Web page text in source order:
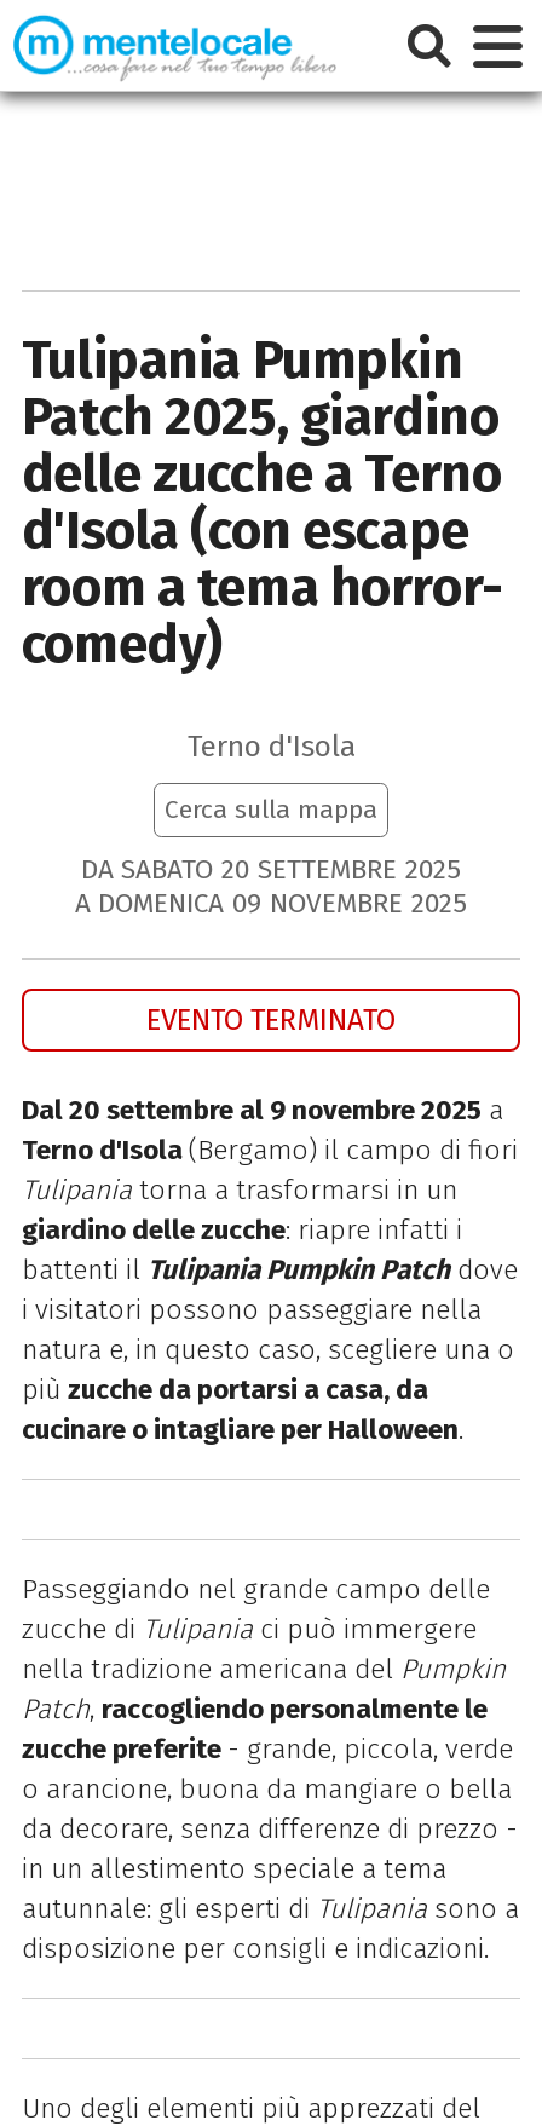
Tulipania Pumpkin
Patch 2025, giardino
delle zucche a Terno
d'Isola (con escape
room a tema horror-
comedy)
Terno d'Isola
Cerca sulla mappa
DA SABATO 20 SETTEMBRE 2025
A DOMENICA 09 NOVEMBRE 2025
EVENTO TERMINATO
Dal 20 settembre al 9 novembre 2025 a
Terno d'Isola(Bergamo) il campo di fiori
Tulipaniatorna a trasformarsi in un
giardino delle zucche: riapre infatti i
battenti il Tulipania Pumpkin Patchdove
i visitatori possono passeggiare nella
natura e, in questo caso, scegliere una o
più zucche da portarsi a casa, da
cucinare o intagliare per Halloween.
Passeggiando nel grande campo delle
zucche di Tulipaniaci può immergere
nella tradizione americana del Pumpkin
Patch, raccogliendo personalmente le
zucche preferite - grande, piccola, verde
o arancione, buona da mangiare o bella
da decorare, senza differenze di prezzo -
in un allestimento speciale a tema
autunnale: gli esperti di Tulipania sono a
disposizione per consigli e indicazioni.
Uno degli elementi più apprezzati del